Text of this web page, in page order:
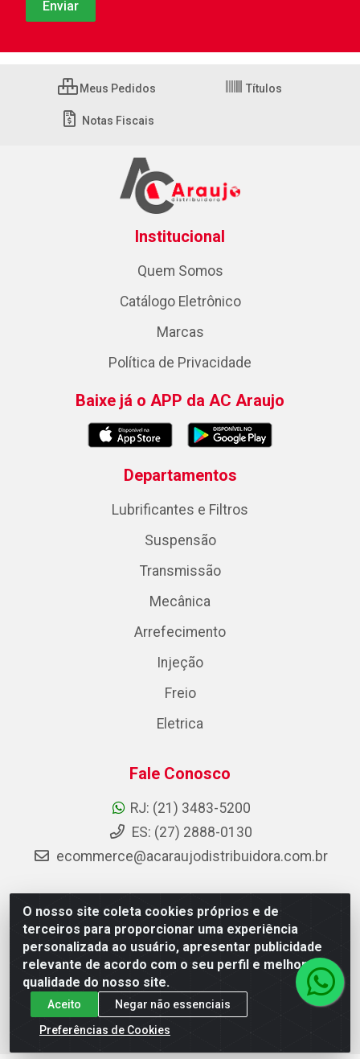
O nosso site coleta cookies próprios e de
terceiros para proporcionar uma experiência
personalizada ao usuário, apresentar publicidade
relevante de acordo com o seu perfil e melhorar a
qualidade do nosso site.
Aceito
Negar não essenciais
Preferências de Cookies
Meus Pedidos Títulos
Notas Fiscais
Institucional
Quem Somos
Catálogo Eletrônico
Marcas
Política de Privacidade
Baixe já o APP da AC Araujo
Departamentos
Lubrificantes e Filtros
Suspensão
Transmissão
Mecânica
Arrefecimento
Injeção
Freio
Eletrica
Fale Conosco
RJ: (21) 3483-5200
ES: (27) 2888-0130
ecommerce@acaraujodistribuidora.com.br
AC Araujo Distribuidora - Rua Carneiro de Campos, 42 -
São Cristóvão, Rio de Janeiro/RJ - CEP 20.920-410 -
CNPJ 08.744.753/0003-85